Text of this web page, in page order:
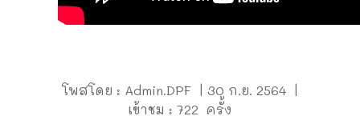
โพสโดย : Admin.DPF | 30 ก.ย. 2564 |
เข้าชม : 722 ครั้ง